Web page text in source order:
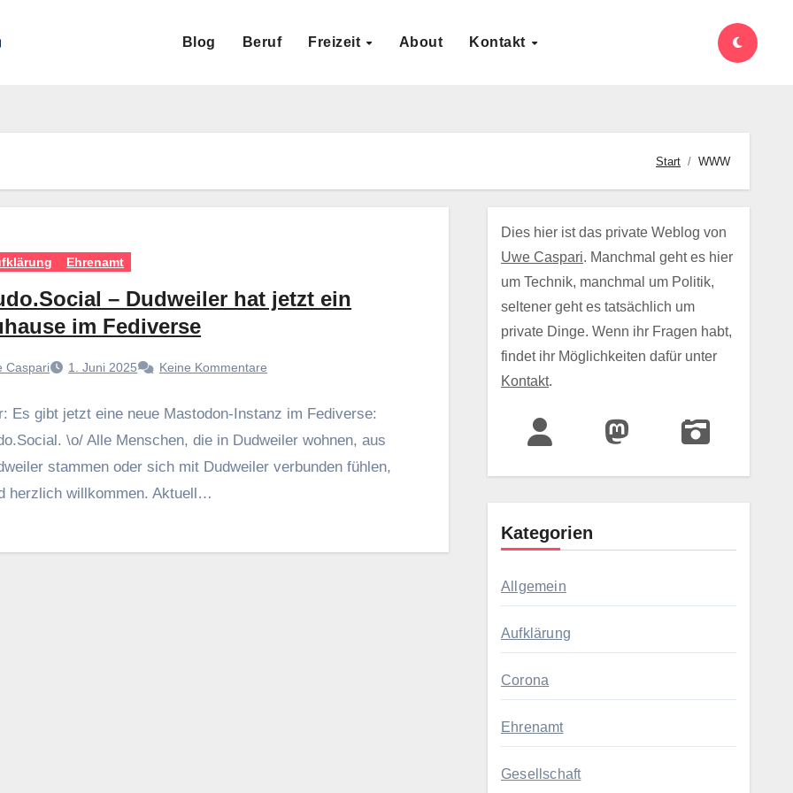
Blog Beruf Freizeit About Kontakt
Start WWW
Ehrenamt
– Dudweiler hat jetzt ein
im Fediverse
Caspari 1. Juni 2025 Keine Kommentare
Es gibt jetzt eine neue Mastodon-Instanz im Fediverse:
\o/ Alle Menschen, die in Dudweiler wohnen, aus
stammen oder sich mit Dudweiler verbunden fühlen,
herzlich willkommen. Aktuell…
Dies hier ist das private Weblog von
Uwe Caspari. Manchmal geht es hier
um Technik, manchmal um Politik,
seltener geht es tatsächlich um
private Dinge. Wenn ihr Fragen habt,
findet ihr Möglichkeiten dafür unter
Kontakt.
Kategorien
Allgemein
Aufklärung
Corona
Ehrenamt
Gesellschaft